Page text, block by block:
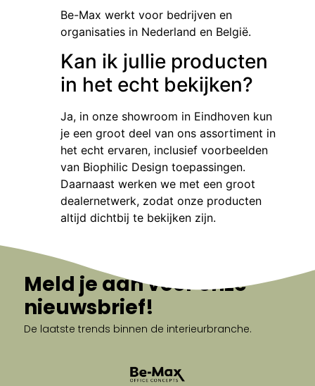
Be-Max werkt voor bedrijven en
organisaties in Nederland en België.
Kan ik jullie producten
in het echt bekijken?
Ja, in onze showroom in Eindhoven kun
je een groot deel van ons assortiment in
het echt ervaren, inclusief voorbeelden
van Biophilic Design toepassingen.
Daarnaast werken we met een groot
dealernetwerk, zodat onze producten
altijd dichtbij te bekijken zijn.
Meld je aan voor onze
nieuwsbrief!
De laatste trends binnen de interieurbranche.